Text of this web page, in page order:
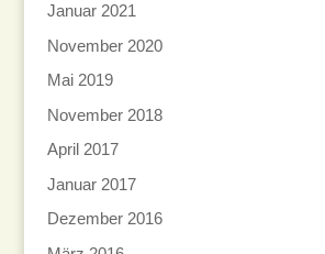
Januar 2021
November 2020
Mai 2019
November 2018
April 2017
Januar 2017
Dezember 2016